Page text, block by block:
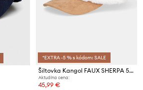
*EXTRA -5 % s kódom: SALE
Šiltovka Kangol FAUX SHERPA 5-PANEL
Aktuálna cena:
45,99 €